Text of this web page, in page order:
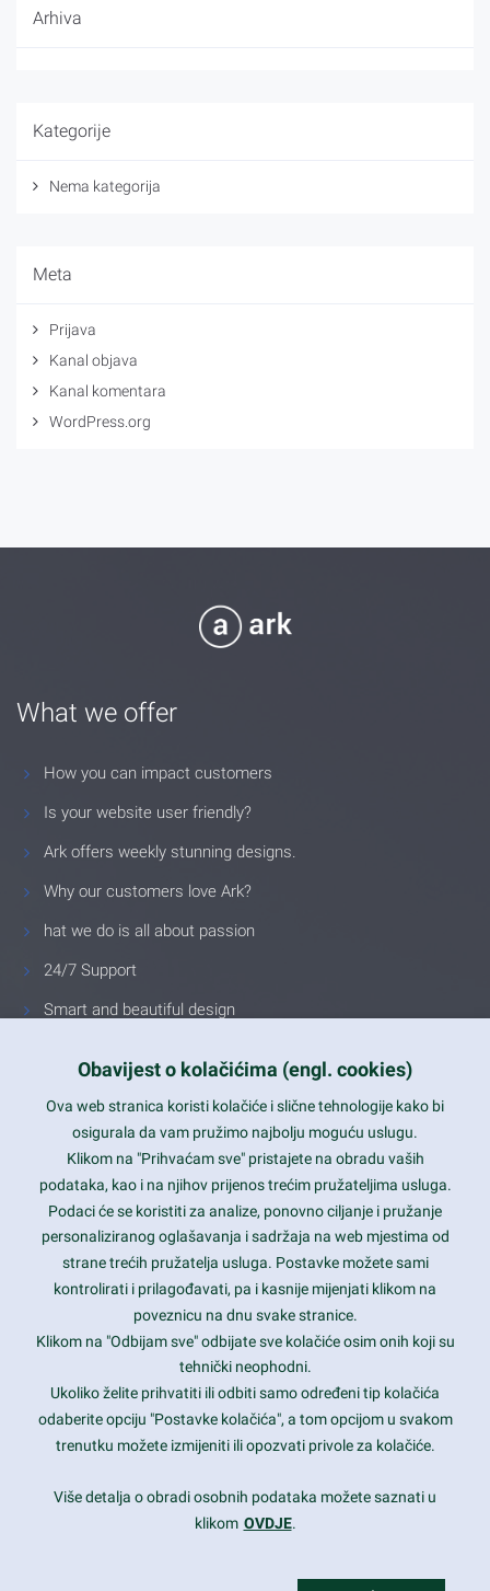
Arhiva
Kategorije
Nema kategorija
Meta
Prijava
Kanal objava
Kanal komentara
WordPress.org
What we offer
How you can impact customers
Is your website user friendly?
Ark offers weekly stunning designs.
Why our customers love Ark?
hat we do is all about passion
24/7 Support
Smart and beautiful design
Latest trends and much more...
Contact Info
1600 Amphitheatre Parkway, Mountain View, CA 94043
prothemes.net@gmail.com
Daily: 9:00 am - 6:00 pm
Sunday: Closed
Copyright 2017FRESHFACE© All Rights Reserved
Obavijest o kolačićima (engl. cookies)
Ova web stranica koristi kolačiće i slične tehnologije kako bi
osigurala da vam pružimo najbolju moguću uslugu.
Klikom na "Prihvaćam sve" pristajete na obradu vaših
podataka, kao i na njihov prijenos trećim pružateljima usluga.
Podaci će se koristiti za analize, ponovno ciljanje i pružanje
personaliziranog oglašavanja i sadržaja na web mjestima od
strane trećih pružatelja usluga. Postavke možete sami
kontrolirati i prilagođavati, pa i kasnije mijenjati klikom na
poveznicu na dnu svake stranice.
Klikom na "Odbijam sve" odbijate sve kolačiće osim onih koji su
tehnički neophodni.
Ukoliko želite prihvatiti ili odbiti samo određeni tip kolačića
odaberite opciju "Postavke kolačića", a tom opcijom u svakom
trenutku možete izmijeniti ili opozvati privole za kolačiće.
Više detalja o obradi osobnih podataka možete saznati u
klikom OVDJE.